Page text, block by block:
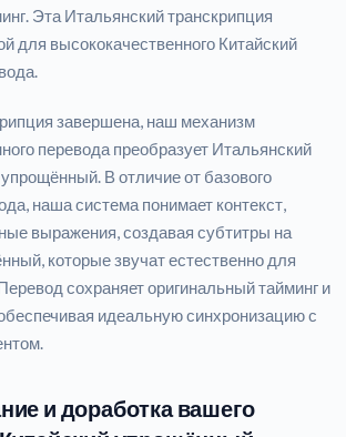
Эта Итальянский транскрипция
для высококачественного Китайский
завершена, наш механизм
перевода преобразует Итальянский
В отличие от базового
наша система понимает контекст,
выражения, создавая субтитры на
которые звучат естественно для
сохраняет оригинальный тайминг и
идеальную синхронизацию с
и доработка вашего